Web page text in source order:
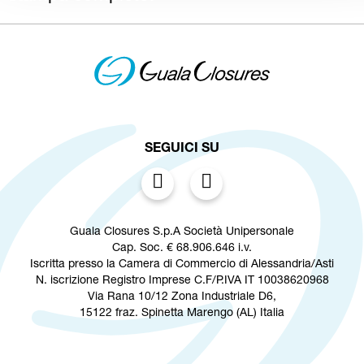
SEGUICI SU
Guala Closures S.p.A Società Unipersonale
Cap. Soc. € 68.906.646 i.v.
Iscritta presso la Camera di Commercio di Alessandria/Asti
N. iscrizione Registro Imprese C.F/P.IVA IT 10038620968
Via Rana 10/12 Zona Industriale D6,
15122 fraz. Spinetta Marengo (AL) Italia